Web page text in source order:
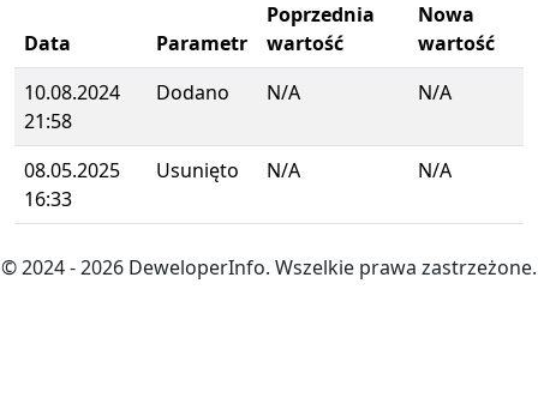
Data Parametr
Poprzednia
wartość
Nowa
wartość
10.08.2024
21:58
Dodano N/A N/A
08.05.2025
16:33
Usunięto N/A N/A
© 2024- 2026 DeweloperInfo. Wszelkie prawa zastrzeżone.